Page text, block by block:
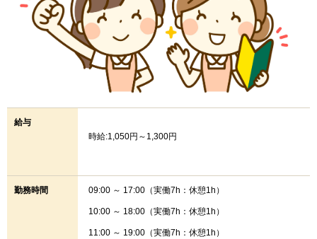
給与
時給:1,050円～1,300円
勤務時間 09:00 ～ 17:00（実働7h：休憩1h）
10:00 ～ 18:00（実働7h：休憩1h）
11:00 ～ 19:00（実働7h：休憩1h）